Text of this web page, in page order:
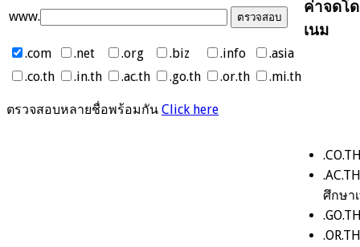
www.
.com .net .org .biz .info
.asia
.co.th
.in.th .ac.th .go.th .or.th .mi.th
ตรวจสอบหลายชื่อพร้อมกัน Click here
ศึกษา
ค่าจดโ
เนม